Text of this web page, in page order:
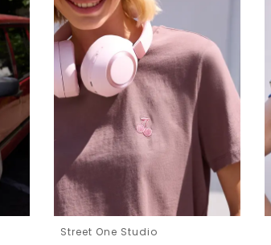
Street One Studio